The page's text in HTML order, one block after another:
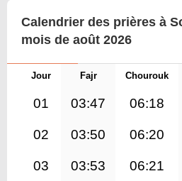
Calendrier des prières à
mois de août 2026
Jour Fajr Chourouk
01 03:47 06:18
02 03:50 06:20
03 03:53 06:21